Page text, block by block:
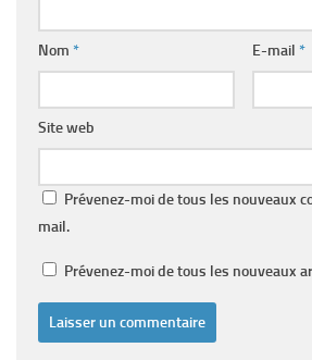
Nom * E-mail *
Site web
Prévenez-moi de tous les nouveaux
mail.
Prévenez-moi de tous les nouveaux